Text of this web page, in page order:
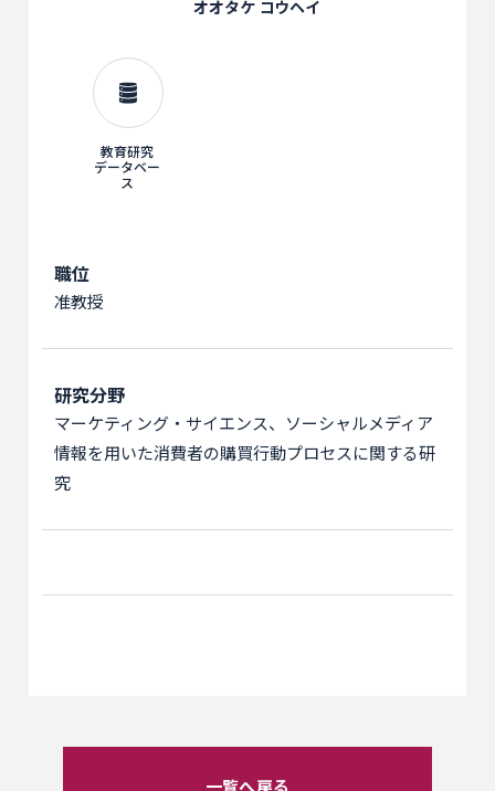
オオタケ コウヘイ
教育研究
データベー
ス
職位
准教授
研究分野
マーケティング・サイエンス、ソーシャルメディア
情報を用いた消費者の購買行動プロセスに関する研
究
一覧へ戻る